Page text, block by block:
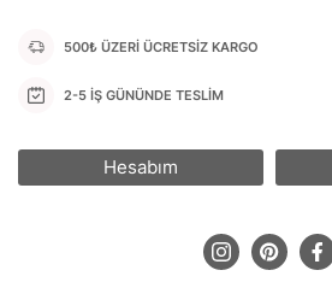
500₺ ÜZERİ ÜCRETSİZ KARGO
2-5 İŞ GÜNÜNDE TESLİM
Hesabım